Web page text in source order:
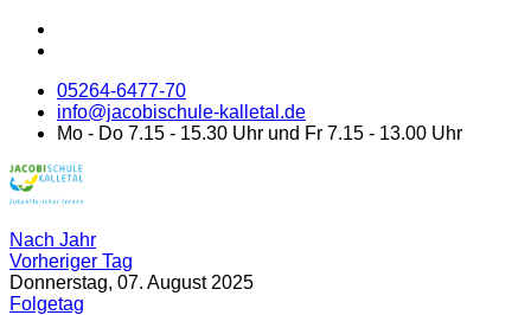
05264-6477-70
info@jacobischule-kalletal.de
Mo - Do 7.15 - 15.30 Uhr und Fr 7.15 - 13.00 Uhr
Nach Jahr
Vorheriger Tag
Donnerstag, 07. August 2025
Folgetag